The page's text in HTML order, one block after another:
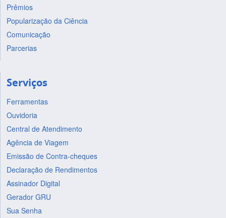
Prêmios
Popularização da Ciência
Comunicação
Parcerias
Serviços
Ferramentas
Ouvidoria
Central de Atendimento
Agência de Viagem
Emissão de Contra-cheques
Declaração de Rendimentos
Assinador Digital
Gerador GRU
Sua Senha